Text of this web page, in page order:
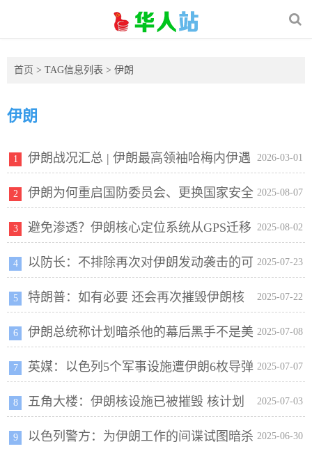
首页 > TAG信息列表 > 伊朗
伊朗
2026-03-01
1 伊朗战况汇总 | 伊朗最高领袖哈梅内伊遇
袭身亡，外交部提醒在伊朗中国公民尽快撤离2025-08-07
2 伊朗为何重启国防委员会、更换国家安全
官员？ 2025-08-02
3 避免渗透？伊朗核心定位系统从GPS迁移
至北斗 2025-07-23
4 以防长：不排除再次对伊朗发动袭击的可
能性 2025-07-22
5 特朗普：如有必要 还会再次摧毁伊朗核
设施 2025-07-08
6 伊朗总统称计划暗杀他的幕后黑手不是美
国 是以色列 2025-07-07
7 英媒：以色列5个军事设施遭伊朗6枚导弹
袭击 2025-07-03
8 五角大楼：伊朗核设施已被摧毁 核计划
被推迟1至2年 2025-06-30
9 以色列警方：为伊朗工作的间谍试图暗杀